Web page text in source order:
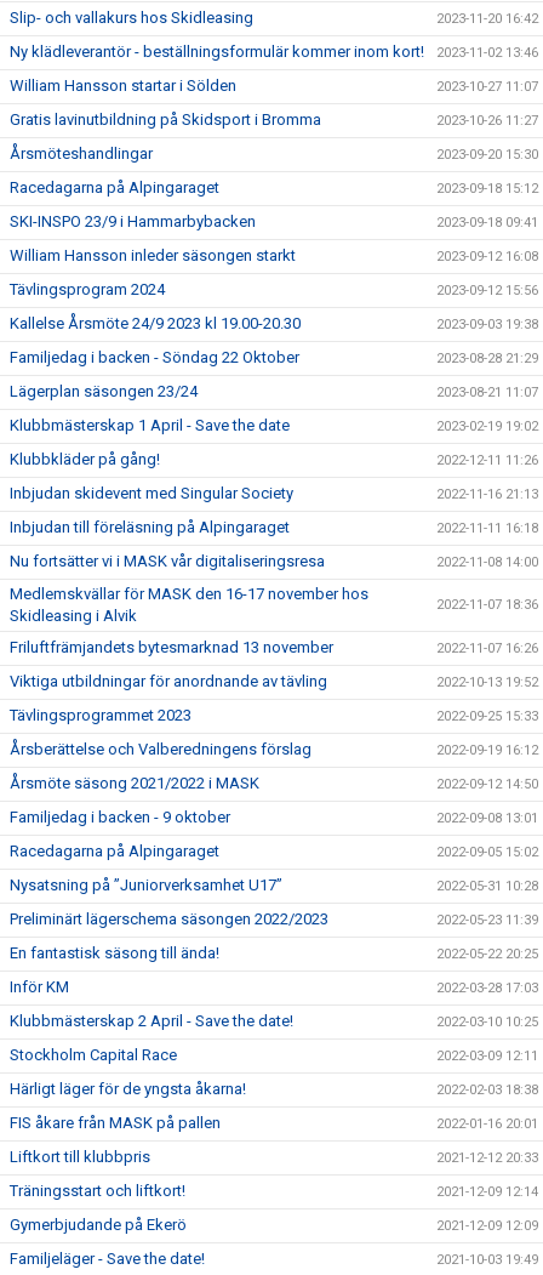
Slip- och vallakurs hos Skidleasing 2023-11-20 16:42
Ny klädleverantör - beställningsformulär kommer inom kort! 2023-11-02 13:46
William Hansson startar i Sölden 2023-10-27 11:07
Gratis lavinutbildning på Skidsport i Bromma 2023-10-26 11:27
Årsmöteshandlingar 2023-09-20 15:30
Racedagarna på Alpingaraget 2023-09-18 15:12
SKI-INSPO 23/9 i Hammarbybacken 2023-09-18 09:41
William Hansson inleder säsongen starkt 2023-09-12 16:08
Tävlingsprogram 2024 2023-09-12 15:56
Kallelse Årsmöte 24/9 2023 kl 19.00-20.30 2023-09-03 19:38
Familjedag i backen - Söndag 22 Oktober 2023-08-28 21:29
Lägerplan säsongen 23/24 2023-08-21 11:07
Klubbmästerskap 1 April - Save the date 2023-02-19 19:02
Klubbkläder på gång! 2022-12-11 11:26
Inbjudan skidevent med Singular Society 2022-11-16 21:13
Inbjudan till föreläsning på Alpingaraget 2022-11-11 16:18
Nu fortsätter vi i MASK vår digitaliseringsresa 2022-11-08 14:00
Medlemskvällar för MASK den 16-17 november hos
Skidleasing i Alvik
2022-11-07 18:36
Friluftfrämjandets bytesmarknad 13 november 2022-11-07 16:26
Viktiga utbildningar för anordnande av tävling 2022-10-13 19:52
Tävlingsprogrammet 2023 2022-09-25 15:33
Årsberättelse och Valberedningens förslag 2022-09-19 16:12
Årsmöte säsong 2021/2022 i MASK 2022-09-12 14:50
Familjedag i backen - 9 oktober 2022-09-08 13:01
Racedagarna på Alpingaraget 2022-09-05 15:02
Nysatsning på ”Juniorverksamhet U17” 2022-05-31 10:28
Preliminärt lägerschema säsongen 2022/2023 2022-05-23 11:39
En fantastisk säsong till ända! 2022-05-22 20:25
Inför KM 2022-03-28 17:03
Klubbmästerskap 2 April - Save the date! 2022-03-10 10:25
Stockholm Capital Race 2022-03-09 12:11
Härligt läger för de yngsta åkarna! 2022-02-03 18:38
FIS åkare från MASK på pallen 2022-01-16 20:01
Liftkort till klubbpris 2021-12-12 20:33
Träningsstart och liftkort! 2021-12-09 12:14
Gymerbjudande på Ekerö 2021-12-09 12:09
Familjeläger - Save the date! 2021-10-03 19:49